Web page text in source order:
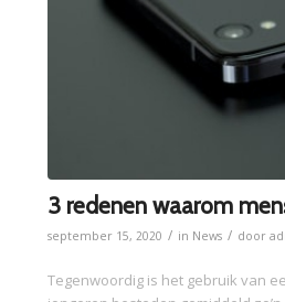
3 redenen waarom
september 15, 2020 / in News / door
Tegenwoordig is het gebruik van